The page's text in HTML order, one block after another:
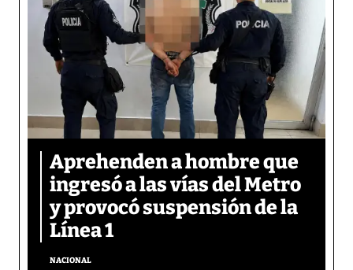
Aprehenden a hombre que
ingresó a las vías del Metro
y provocó suspensión de la
Línea 1
NACIONAL